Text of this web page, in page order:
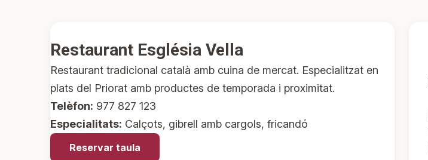
Restaurant Església Vella
Restaurant tradicional català amb cuina de mercat. Especialitzat en
plats del Priorat amb productes de temporada i proximitat.
Telèfon: 977 827 123
Especialitats: Calçots, gibrell amb cargols, fricandó
Reservar taula